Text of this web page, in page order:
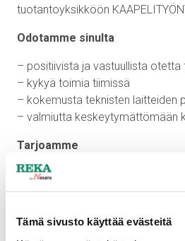
Tämä sivusto käyttää evästeitä
tuotantoyksikköön
Odotamme sinulta
– positiivista ja vastuullista otetta
– kykyä toimia tiimissä
– kokemusta teknisten laitteiden
– valmiutta keskeytymättömään
Tarjoamme
– itsenäisen ja monipuolisen työn
– perehdytyksen tehtävään